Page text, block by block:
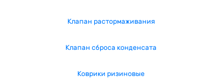
Клапан растормаживания
Клапан сброса конденсата
Коврики ризиновые